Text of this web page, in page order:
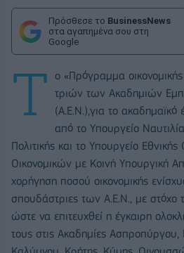
Πρόσθεσε το BusinessNews
στα αγαπημένα σου στη
Google
T
o «Πρόγραμμα
τριών των Ακαδημιών
(Α.Ε.Ν.),για το ακαδημαϊκό
από το Υπουργείο
Πολιτικής και το Υπουργείο Εθνικής
Οικονομικών με Κοινή Υπουργική
χορήγηση ποσού οικονομικής
σπουδάστριες των Α.Ε.Ν., με στόχο
ώστε να επιτευχθεί η έγκαιρη
τους στις Ακαδημίες